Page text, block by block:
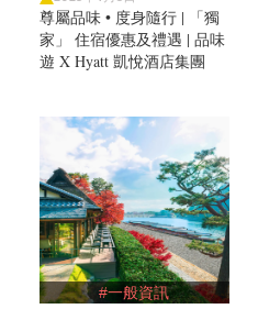
尊屬品味 • 度身隨行 | 「獨
家」 住宿優惠及禮遇 | 品味
遊 X Hyatt 凱悅酒店集團
#一般資訊